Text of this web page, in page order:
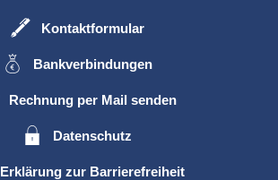
Kontaktformular
Bankverbindungen
Rechnung per Mail senden
Datenschutz
Erklärung zur Barrierefreiheit